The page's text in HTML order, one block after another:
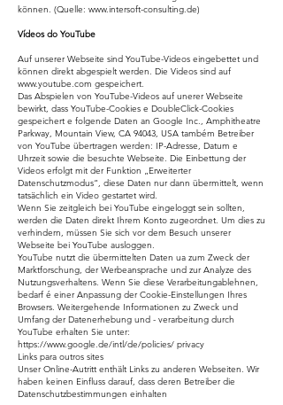
können. (Quelle: www.intersoft-consulting.de)
Vídeos do YouTube
Auf unserer Webseite sind YouTube-Videos eingebettet und
können direkt abgespielt werden. Die Videos sind auf
www.youtube.com gespeichert.
Das Abspielen von YouTube-Videos auf unerer Webseite
bewirkt, dass YouTube-Cookies e DoubleClick-Cookies
gespeichert e folgende Daten an Google Inc., Amphitheatre
Parkway, Mountain View, CA 94043, USA também Betreiber
von YouTube übertragen werden: IP-Adresse, Datum e
Uhrzeit sowie die besuchte Webseite. Die Einbettung der
Videos erfolgt mit der Funktion „Erweiterter
Datenschutzmodus“, diese Daten nur dann übermittelt, wenn
tatsächlich ein Video gestartet wird.
Wenn Sie zeitgleich bei YouTube eingeloggt sein sollten,
werden die Daten direkt Ihrem Konto zugeordnet. Um dies zu
verhindern, müssen Sie sich vor dem Besuch unserer
Webseite bei YouTube ausloggen.
YouTube nutzt die übermittelten Daten ua zum Zweck der
Marktforschung, der Werbeansprache und zur Analyze des
Nutzungsverhaltens. Wenn Sie diese Verarbeitungablehnen,
bedarf é einer Anpassung der Cookie-Einstellungen Ihres
Browsers. Weitergehende Informationen zu Zweck und
Umfang der Datenerhebung und - verarbeitung durch
YouTube erhalten Sie unter:
https://www.google.de/intl/de/policies/ privacy
Links para outros sites
Unser Online-Autritt enthält Links zu anderen Webseiten. Wir
haben keinen Einfluss darauf, dass deren Betreiber die
Datenschutzbestimmungen einhalten